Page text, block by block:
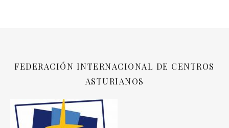
FEDERACIÓN INTERNACIONAL DE CENTROS
ASTURIANOS